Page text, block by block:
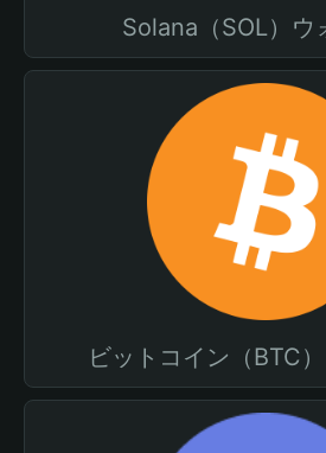
Solana（SOL）ウ
ビットコイン（BTC